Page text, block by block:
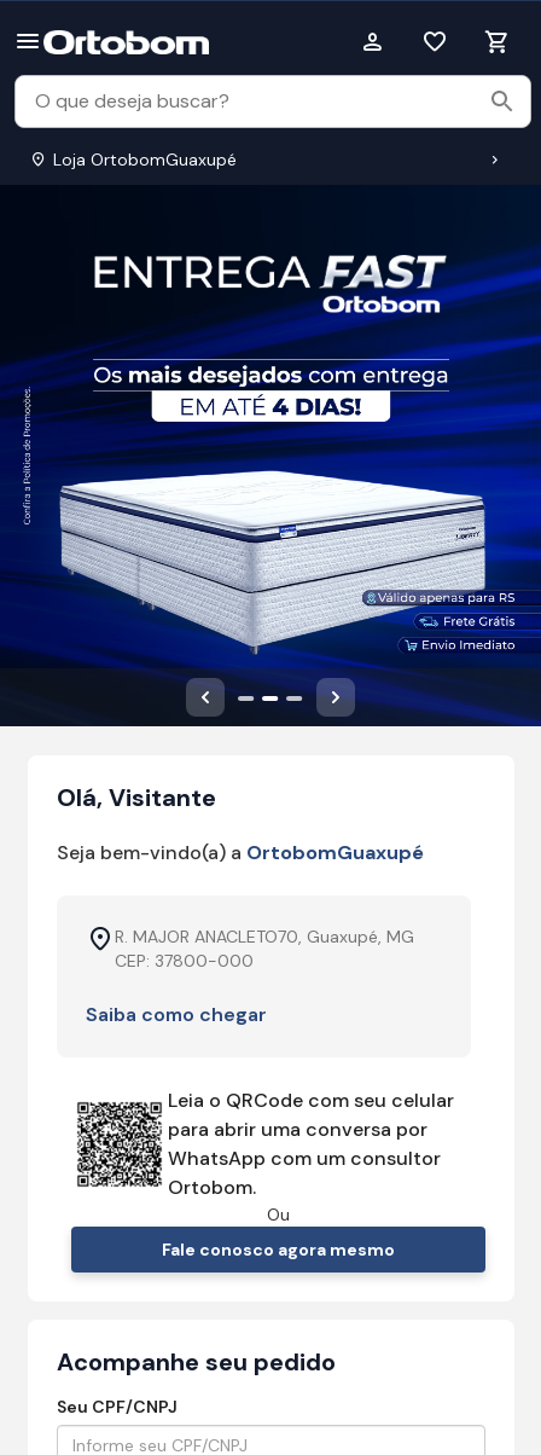
Loja OrtobomGuaxupé
Anterior Próximo
Olá, Visitante
Seja bem-vindo(a) a OrtobomGuaxupé
R. MAJOR ANACLETO70, Guaxupé, MG
CEP: 37800-000
Saiba como chegar
Leia o QRCode com seu celular
para abrir uma conversa por
WhatsApp com um consultor
Ortobom.
Ou
Fale conosco agora mesmo
Acompanhe seu pedido
Seu CPF/CNPJ